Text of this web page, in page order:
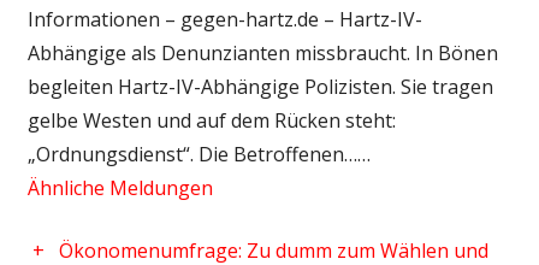
Informationen – gegen-hartz.de – Hartz-IV-
Abhängige als Denunzianten missbraucht. In Bönen
begleiten Hartz-IV-Abhängige Polizisten. Sie tragen
gelbe Westen und auf dem Rücken steht:
„Ordnungsdienst“. Die Betroffenen……
Ähnliche Meldungen
+ Ökonomenumfrage: Zu dumm zum Wählen und